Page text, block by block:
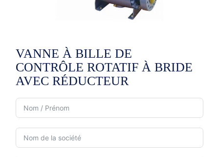
VANNE À BILLE DE
CONTRÔLE ROTATIF À BRIDE
AVEC RÉDUCTEUR